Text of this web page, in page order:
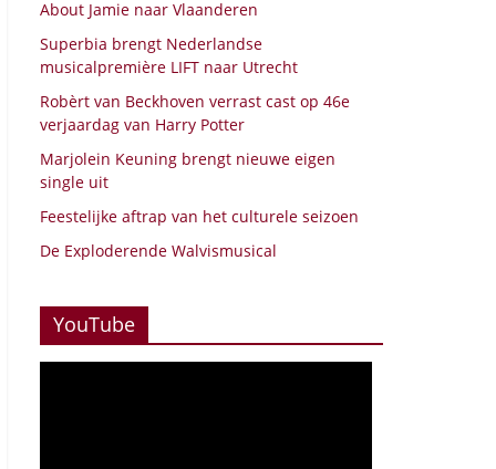
About Jamie naar Vlaanderen
Superbia brengt Nederlandse
musicalpremière LIFT naar Utrecht
Robèrt van Beckhoven verrast cast op 46e
verjaardag van Harry Potter
Marjolein Keuning brengt nieuwe eigen
single uit
Feestelijke aftrap van het culturele seizoen
De Exploderende Walvismusical
YouTube